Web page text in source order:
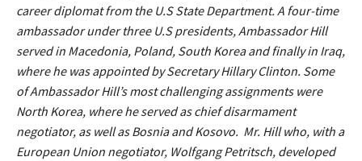
career diplomat from the U.S State Department. A four-time
ambassador under three U.S presidents, Ambassador Hill
served in Macedonia, Poland, South Korea and finally in Iraq,
where he was appointed by Secretary Hillary Clinton. Some
of Ambassador Hill’s most challenging assignments were
North Korea, where he served as chief disarmament
negotiator, as well as Bosnia and Kosovo. Mr. Hill who, with a
European Union negotiator, Wolfgang Petritsch, developed